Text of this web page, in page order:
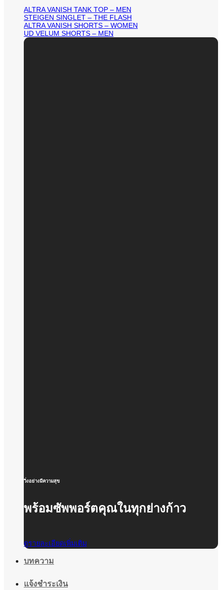
ALTRA VANISH TANK TOP – MEN
STEIGEN SINGLET – THE FLASH
ALTRA VANISH SHORTS – WOMEN
UD VELUM SHORTS – MEN
วิ่งอย่างมีความสุข
พร้อมซัพพอร์ตคุณในทุกย่างก้าว
ดูรายละเอียดเพิ่มเติม
บทความ
แจ้งชำระเงิน